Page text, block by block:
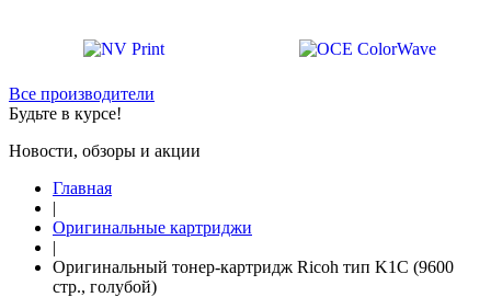
Все производители
Будьте в курсе!
Новости, обзоры и акции
Главная
|
Оригинальные картриджи
|
Оригинальный тонер-картридж Ricoh тип K1C (9600
стр., голубой)